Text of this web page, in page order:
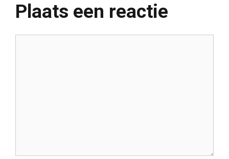
Plaats een reactie